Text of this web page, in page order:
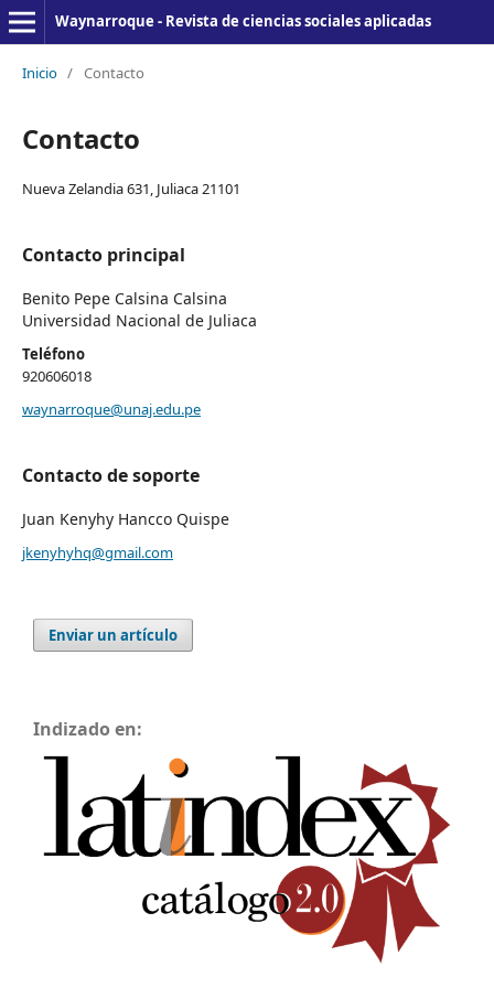
Waynarroque - Revista de ciencias sociales aplicadas
Inicio / Contacto
Contacto
Nueva Zelandia 631, Juliaca 21101
Contacto principal
Benito Pepe Calsina Calsina
Universidad Nacional de Juliaca
Teléfono
920606018
waynarroque@unaj.edu.pe
Contacto de soporte
Juan Kenyhy Hancco Quispe
jkenyhyhq@gmail.com
Enviar un artículo
Indizado en: